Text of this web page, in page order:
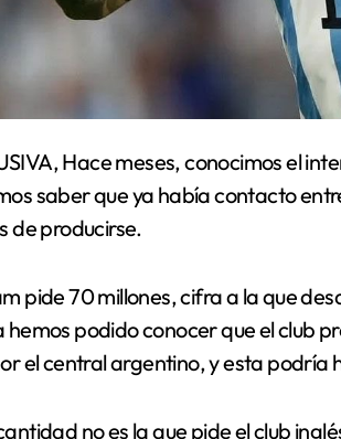
Hace meses, conocimos el
saber que ya había contacto
de producirse.
pide 70 millones, cifra a la que
podido conocer que el club
el central argentino, y esta podría
no es la que pide el club